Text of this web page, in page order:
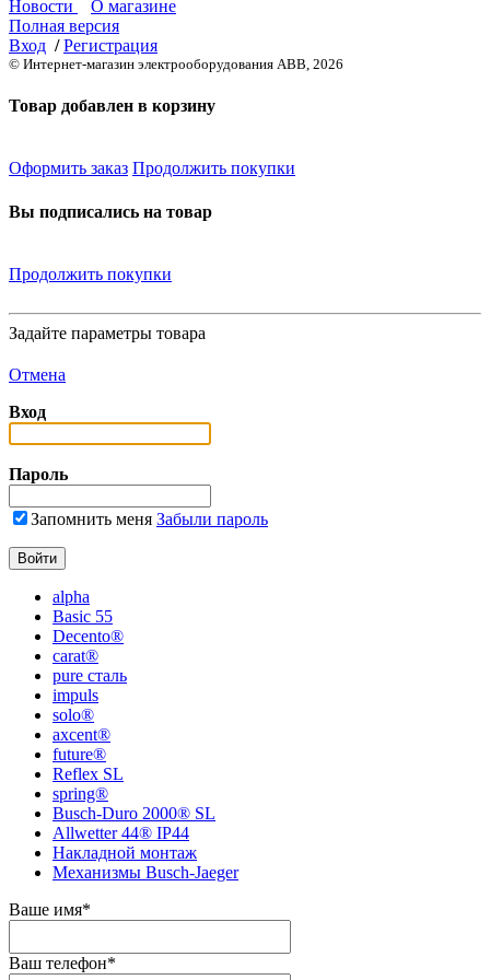
Новости
О магазине
Полная версия
Вход / Регистрация
© Интернет-магазин электрооборудования ABB, 2026
Товар добавлен в корзину
Оформить заказ Продолжить покупки
Вы подписались на товар
Продолжить покупки
Задайте параметры товара
Отмена
Вход
Пароль
Запомнить меня Забыли пароль
alpha
Basic 55
Decento®
carat®
pure сталь
impuls
solo®
axcent®
future®
Reflex SL
spring®
Busch-Duro 2000® SL
Allwetter 44® IP44
Накладной монтаж
Механизмы Busch-Jaeger
Ваше имя*
Ваш телефон*